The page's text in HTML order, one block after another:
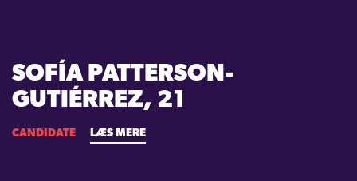
SOFÍA PATTERSON-
GUTIÉRREZ, 21
CANDIDATE LÆS MERE